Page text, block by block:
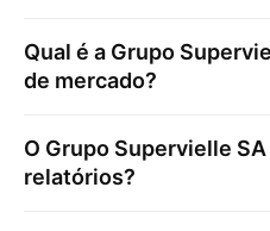
Qual é a Grupo
de mercado?
O Grupo Supervielle SA
relatórios?